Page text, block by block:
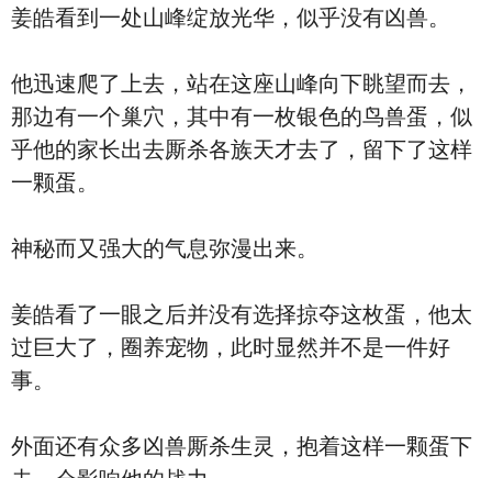
姜皓看到一处山峰绽放光华，似乎没有凶兽。
他迅速爬了上去，站在这座山峰向下眺望而去，
那边有一个巢穴，其中有一枚银色的鸟兽蛋，似
乎他的家长出去厮杀各族天才去了，留下了这样
一颗蛋。
神秘而又强大的气息弥漫出来。
姜皓看了一眼之后并没有选择掠夺这枚蛋，他太
过巨大了，圈养宠物，此时显然并不是一件好
事。
外面还有众多凶兽厮杀生灵，抱着这样一颗蛋下